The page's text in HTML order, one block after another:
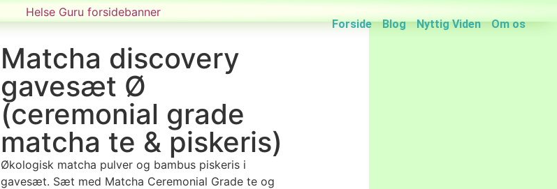
Forside Blog Nyttig Viden Om os
Matcha discovery
gavesæt Ø
(ceremonial grade
matcha te & piskeris)
Økologisk matcha pulver og bambus piskeris i
gavesæt. Sæt med Matcha Ceremonial Grade te og